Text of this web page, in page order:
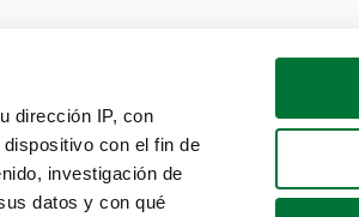
dirección IP, con
con el fin de
investigación de
datos y con qué